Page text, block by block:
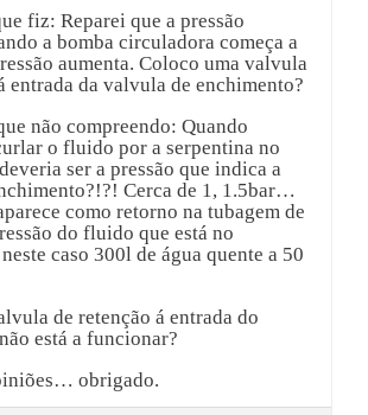
fiz: Reparei que a pressão
a bomba circuladora começa a
aumenta. Coloco uma valvula
entrada da valvula de enchimento?
não compreendo: Quando
o fluido por a serpentina no
ser a pressão que indica a
Cerca de 1, 1.5bar…
como retorno na tubagem de
do fluido que está no
caso 300l de água quente a 50
de retenção á entrada do
está a funcionar?
obrigado.